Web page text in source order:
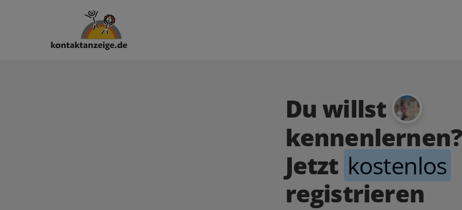
Du willst
kennenlernen?
Jetzt kostenlos
registrieren